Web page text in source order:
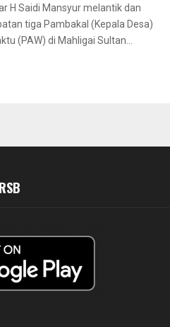
H Saidi Mansyur melantik dan
tiga Pambakal (Kepala Desa)
(PAW) di Mahligai Sultan...